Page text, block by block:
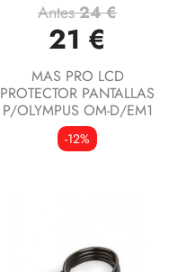
Antes24 €
21 €
MAS PRO LCD
PROTECTOR PANTALLAS
P/OLYMPUS OM-D/EM1
-12%